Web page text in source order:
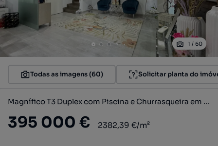
1 / 60
Todas as imagens (60) Solicitar planta do
Magnífico T3 Duplex com Piscina e Churrasqueira em condomínio privado
395 000 € 2382,39 €/m²